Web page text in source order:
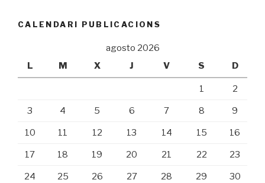
CALENDARI PUBLICACIONS
agosto 2026
L
M X J V S D
1 2
3 4 5 6 7 8 9
10 11 12 13 14 15 16
17 18 19 20 21 22 23
24 25 26 27 28 29 30